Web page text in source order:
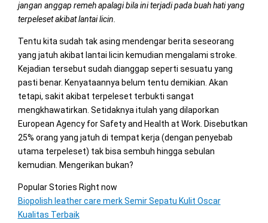
jangan anggap remeh apalagi bila ini terjadi pada buah hati yang
terpeleset akibat lantai licin.
Tentu kita sudah tak asing mendengar berita seseorang
yang jatuh akibat lantai licin kemudian mengalami stroke.
Kejadian tersebut sudah dianggap seperti sesuatu yang
pasti benar. Kenyataannya belum tentu demikian. Akan
tetapi, sakit akibat terpeleset terbukti sangat
mengkhawatirkan. Setidaknya itulah yang dilaporkan
European Agency for Safety and Health at Work. Disebutkan
25% orang yang jatuh di tempat kerja (dengan penyebab
utama terpeleset) tak bisa sembuh hingga sebulan
kemudian. Mengerikan bukan?
Popular Stories Right now
Biopolish leather care merk Semir Sepatu Kulit Oscar
Kualitas Terbaik